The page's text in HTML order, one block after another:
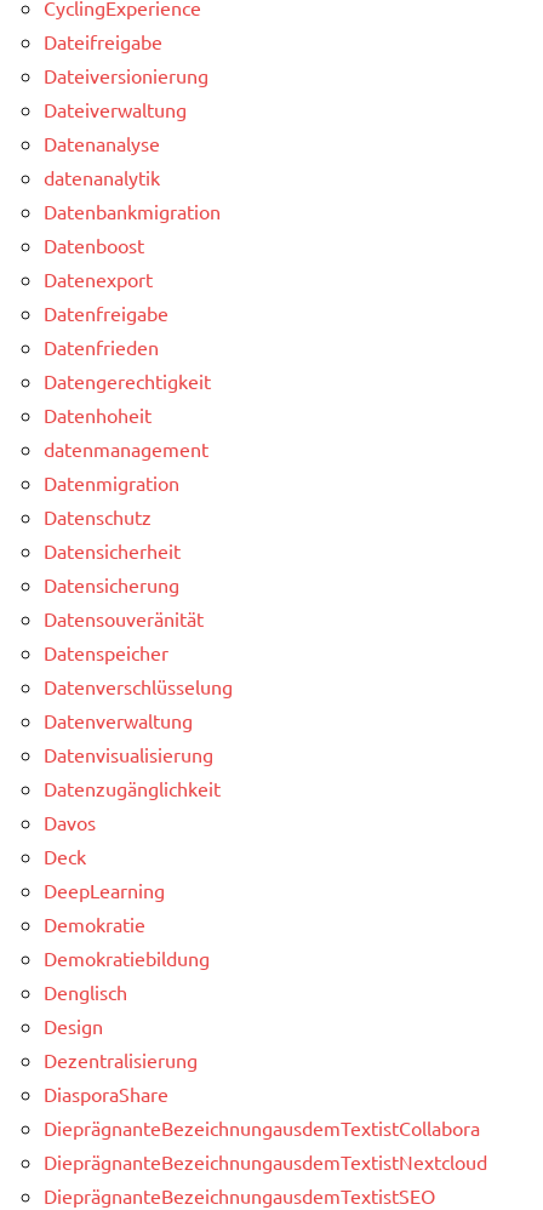
CyclingExperience
Dateifreigabe
Dateiversionierung
Dateiverwaltung
Datenanalyse
datenanalytik
Datenbankmigration
Datenboost
Datenexport
Datenfreigabe
Datenfrieden
Datengerechtigkeit
Datenhoheit
datenmanagement
Datenmigration
Datenschutz
Datensicherheit
Datensicherung
Datensouveränität
Datenspeicher
Datenverschlüsselung
Datenverwaltung
Datenvisualisierung
Datenzugänglichkeit
Davos
Deck
DeepLearning
Demokratie
Demokratiebildung
Denglisch
Design
Dezentralisierung
DiasporaShare
DieprägnanteBezeichnungausdemTextistCollabora
DieprägnanteBezeichnungausdemTextistNextcloud
DieprägnanteBezeichnungausdemTextistSEO